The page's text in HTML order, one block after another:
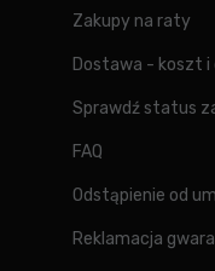
Zakupy na raty
Dostawa - koszt i
Sprawdź status
FAQ
Odstąpienie od
Reklamacja